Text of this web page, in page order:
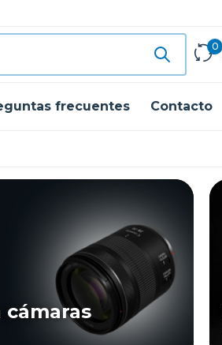
0
frecuentes Contacto
cámaras